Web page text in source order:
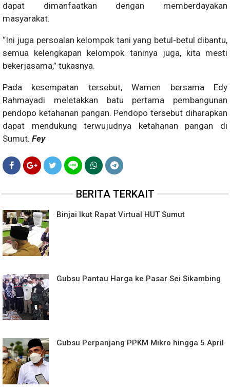
dapat dimanfaatkan dengan memberdayakan
masyarakat.
“Ini juga persoalan kelompok tani yang betul-betul dibantu,
semua kelengkapan kelompok taninya juga, kita mesti
bekerjasama,” tukasnya.
Pada kesempatan tersebut, Wamen bersama Edy
Rahmayadi meletakkan batu pertama pembangunan
pendopo ketahanan pangan. Pendopo tersebut diharapkan
dapat mendukung terwujudnya ketahanan pangan di
Sumut. Fey
BERITA TERKAIT
Binjai Ikut Rapat Virtual HUT Sumut
Gubsu Pantau Harga ke Pasar Sei Sikambing
Gubsu Perpanjang PPKM Mikro hingga 5 April